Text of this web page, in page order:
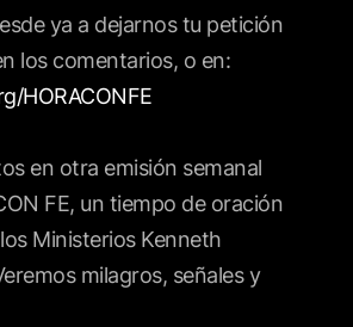
ya a dejarnos tu petición
los comentarios, o en:
HORACONFE
en otra emisión semanal
FE, un tiempo de oración
Ministerios Kenneth
milagros, señales y